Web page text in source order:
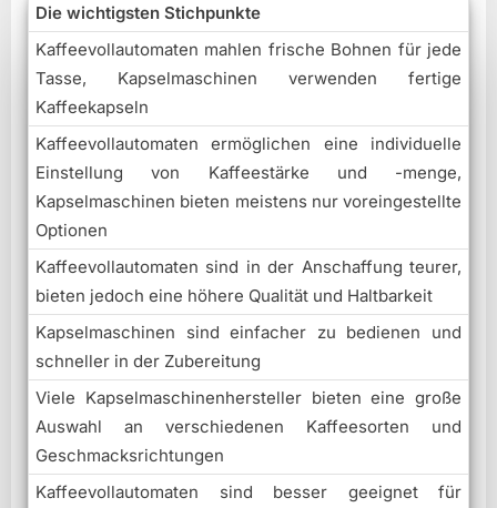
Die wichtigsten Stichpunkte
Kaffeevollautomaten mahlen frische Bohnen für jede
Tasse, Kapselmaschinen verwenden fertige
Kaffeekapseln
Kaffeevollautomaten ermöglichen eine individuelle
Einstellung von Kaffeestärke und -menge,
Kapselmaschinen bieten meistens nur voreingestellte
Optionen
Kaffeevollautomaten sind in der Anschaffung teurer,
bieten jedoch eine höhere Qualität und Haltbarkeit
Kapselmaschinen sind einfacher zu bedienen und
schneller in der Zubereitung
Viele Kapselmaschinenhersteller bieten eine große
Auswahl an verschiedenen Kaffeesorten und
Geschmacksrichtungen
Kaffeevollautomaten sind besser geeignet für